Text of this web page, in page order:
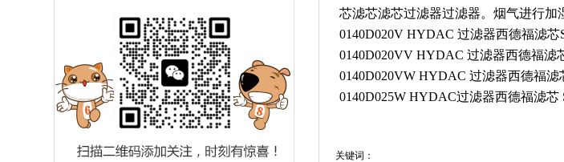
芯滤芯滤芯过滤器过滤器。烟气进行加
0140D020V HYDAC 过滤器西德福滤芯
0140D020VV HYDAC 过滤器西德福滤
0140D020VW HYDAC 过滤器西德福滤
0140D025W HYDAC过滤器西德福滤芯
关键词：